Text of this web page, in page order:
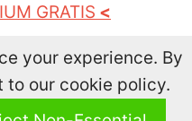
GRATIS <
del Sitio
your experience. By
to our cookie policy.